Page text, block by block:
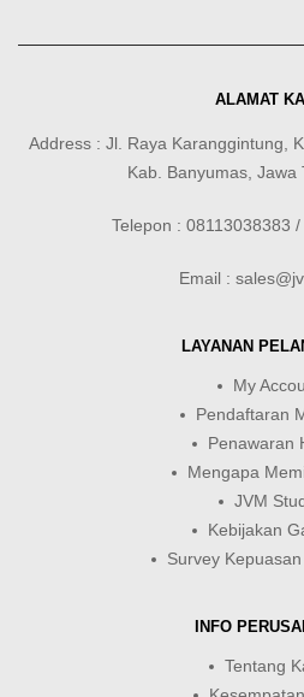
ALAMAT
Address : Jl. Raya Karanggintung,
Kab. Banyumas, Jawa
Telepon : 08113038383
Email :
LAYANAN
My
Pendaftaran
Penawaran
Mengapa
JVM
Kebijakan
Survey
INFO
Tentang